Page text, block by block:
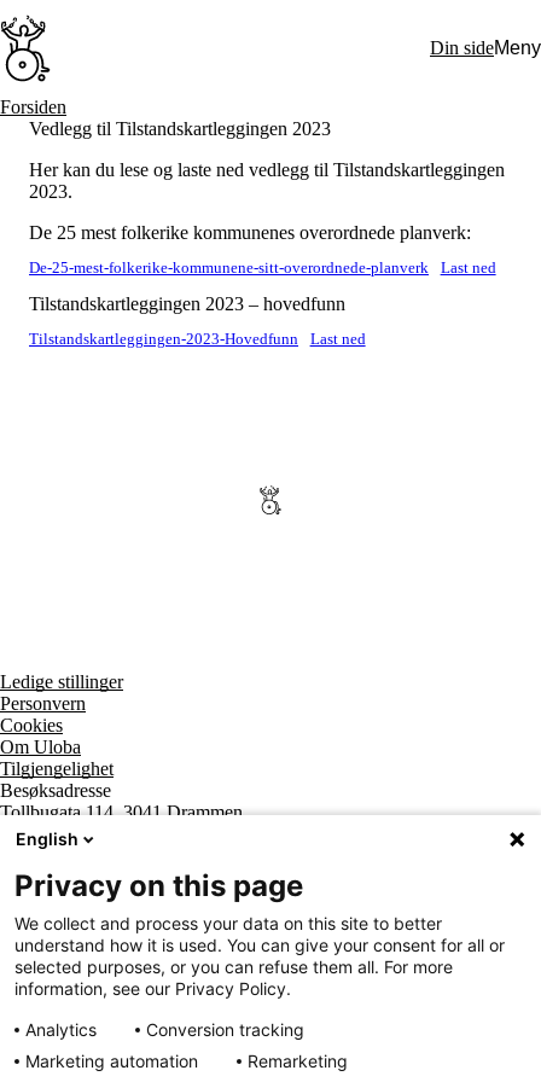
til
hovedinnhold
Din sideMeny
Søk:
Hva vi gjør
BPA og kommunen
Beslutningsstøtteråd
Funksjonsassistanse
Stolte, sterke og synlige historier
Ti gode grunner til å velge Uloba
Bli medlem
Bli assistent
Kampsaker
Bente Skansgårds Independent Living-fond
Forsiden
Vedlegg til Tilstandskartleggingen 2023
Her kan du lese og laste ned vedlegg til Tilstandskartleggingen
2023.
De 25 mest folkerike kommunenes overordnede planverk:
De-25-mest-folkerike-kommunene-sitt-overordnede-planverk Last ned
Tilstandskartleggingen 2023 – hovedfunn
Tilstandskartleggingen-2023-Hovedfunn Last ned
Ledige stillinger
Personvern
Cookies
Om Uloba
Tilgjengelighet
Besøksadresse
Tollbugata 114, 3041 Drammen
Postadresse
Postboks 2474 Strømsø, 3003 Drammen
Supportsenter tlf
800 20 202
Sentralbord tlf
32 20 59 10
Organisasjonsnummer
963 890 095
English
Privacy on this page
We collect and process your data on this site to better
understand how it is used. You can give your consent for all or
selected purposes, or you can refuse them all. For more
information, see our Privacy Policy.
Analytics
Conversion tracking
Marketing automation
Remarketing